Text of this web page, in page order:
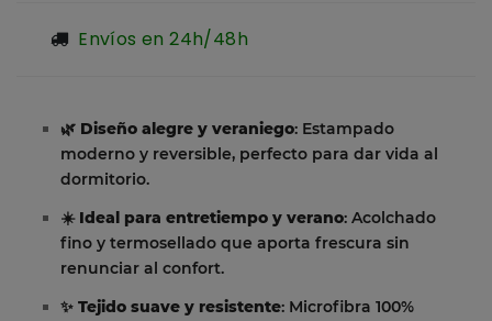
Envíos en 24h/48h
🌿 Diseño alegre y veraniego: Estampado
moderno y reversible, perfecto para dar vida al
dormitorio.
☀️ Ideal para entretiempo y verano: Acolchado
fino y termosellado que aporta frescura sin
renunciar al confort.
✨ Tejido suave y resistente: Microfibra 100%